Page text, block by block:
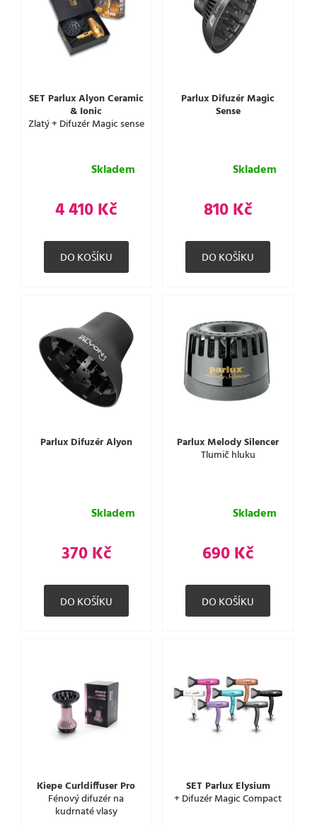
SET Parlux Alyon Ceramic
& Ionic
Zlatý + Difuzér Magic sense
Skladem
4 410 Kč
Parlux Difuzér Magic
Sense
Skladem
810 Kč
Parlux Difuzér Alyon
Skladem
370 Kč
Parlux Melody Silencer
Tlumič hluku
Skladem
690 Kč
Kiepe Curldiffuser Pro
Fénový difuzér na
kudrnaté vlasy
SET Parlux Elysium
+ Difuzér Magic Compact